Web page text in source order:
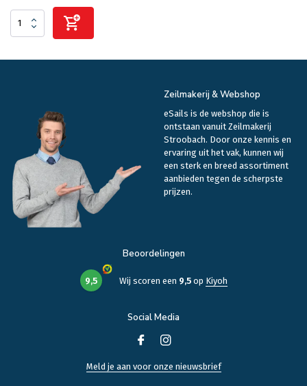
Zeilmakerij & Webshop
eSails is de webshop die is
ontstaan vanuit Zeilmakerij
Stroobach. Door onze kennis en
ervaring uit het vak, kunnen wij
een sterk en breed assortiment
aanbieden tegen de scherpste
prijzen.
Beoordelingen
9,5 Wij scoren een 9,5op Kiyoh
Social Media
Meld je aan voor onze nieuwsbrief